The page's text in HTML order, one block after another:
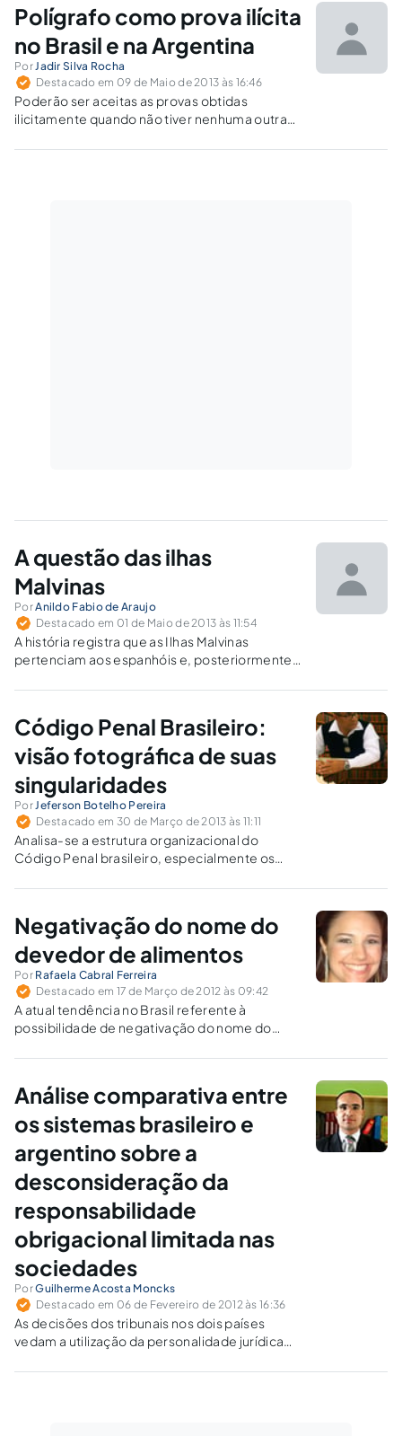
Polígrafo como prova ilícita
no Brasil e na Argentina
PorJadir Silva Rocha
Destacado em 09 de Maio de 2013 às 16:46
Poderão ser aceitas as provas obtidas
ilicitamente quando não tiver nenhuma outra
A questão das ilhas
Malvinas
PorAnildo Fabio de Araujo
Destacado em 01 de Maio de 2013 às 11:54
A história registra que as Ilhas Malvinas
pertenciam aos espanhóis e, posteriormente,
ingleses, que expulsaram os argentinos.
Código Penal Brasileiro:
visão fotográfica de suas
singularidades
PorJeferson Botelho Pereira
Destacado em 30 de Março de 2013 às 11:11
Analisa-se a estrutura organizacional do
Código Penal brasileiro, especialmente os
Negativação do nome do
devedor de alimentos
Por Rafaela Cabral Ferreira
Destacado em 17 de Março de 2012 às 09:42
A atual tendência no Brasil referente à
possibilidade de negativação do nome do
somente no âmbito jurisprudencial, tem
na Província de Buenos Aires, na Argentina.
Análise comparativa entre
os sistemas brasileiro e
argentino sobre a
desconsideração da
responsabilidade
obrigacional limitada nas
sociedades
PorGuilherme Acosta Moncks
Destacado em 06 de Fevereiro de 2012 às 16:36
As decisões dos tribunais nos dois países
vedam a utilização da personalidade jurídica
de fraudar credores, com embasamento